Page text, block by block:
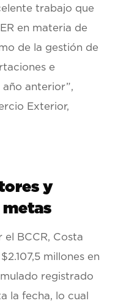
trabajo que
en materia de
de la gestión de
e
año anterior”,
Exterior,
y
el BCCR, Costa
millones en
registrado
la fecha, lo cual